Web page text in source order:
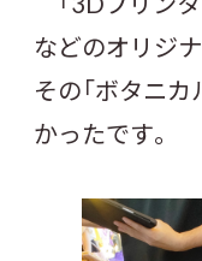
などのオリジ
その「ボタニカ
かったです。